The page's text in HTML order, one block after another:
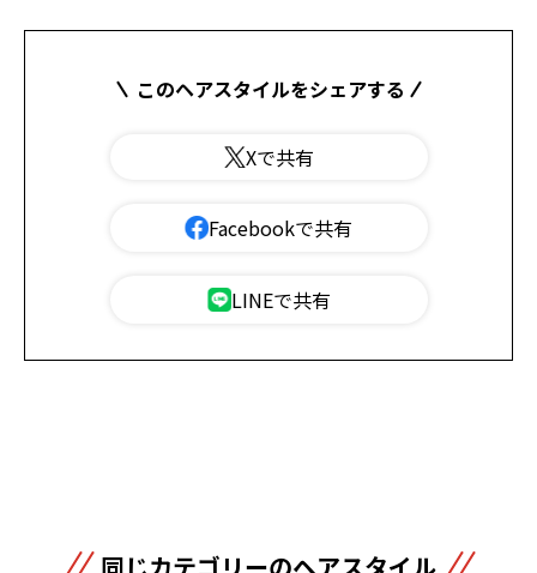
このヘアスタイルをシェアする
Xで共有
Facebookで共有
LINEで共有
同じカテゴリーのヘアスタイル